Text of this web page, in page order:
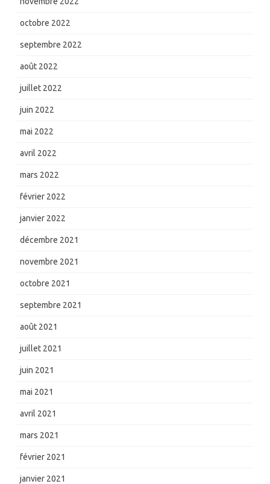
octobre 2022
septembre 2022
août 2022
juillet 2022
juin 2022
mai 2022
avril 2022
mars 2022
février 2022
janvier 2022
décembre 2021
novembre 2021
octobre 2021
septembre 2021
août 2021
juillet 2021
juin 2021
mai 2021
avril 2021
mars 2021
février 2021
janvier 2021